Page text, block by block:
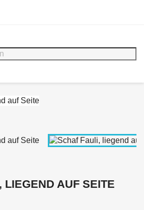
LIEGEND AUF SEITE